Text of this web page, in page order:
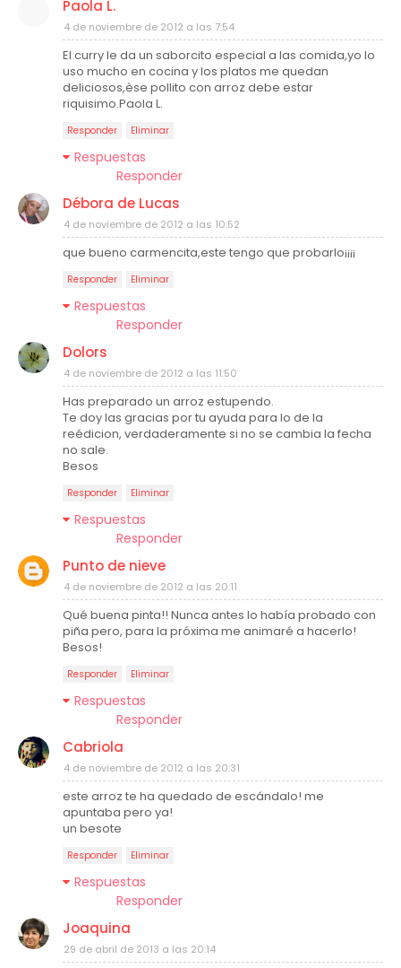
Paola L.
4 de noviembre de 2012 a las 7:54
El curry le da un saborcito especial a las comida,yo lo
uso mucho en cocina y los platos me quedan
deliciosos,èse pollito con arroz debe estar
riquisimo.Paola L.
Responder Eliminar
Respuestas
Responder
Débora de Lucas
4 de noviembre de 2012 a las 10:52
que bueno carmencita,este tengo que probarlo¡¡¡¡
Responder Eliminar
Respuestas
Responder
Dolors
4 de noviembre de 2012 a las 11:50
Has preparado un arroz estupendo.
Te doy las gracias por tu ayuda para lo de la
reédicion, verdaderamente si no se cambia la fecha
no sale.
Besos
Responder Eliminar
Respuestas
Responder
Punto de nieve
4 de noviembre de 2012 a las 20:11
Qué buena pinta!! Nunca antes lo había probado con
piña pero, para la próxima me animaré a hacerlo!
Besos!
Responder Eliminar
Respuestas
Responder
Cabriola
4 de noviembre de 2012 a las 20:31
este arroz te ha quedado de escándalo! me
apuntaba pero ya!
un besote
Responder Eliminar
Respuestas
Responder
Joaquina
29 de abril de 2013 a las 20:14